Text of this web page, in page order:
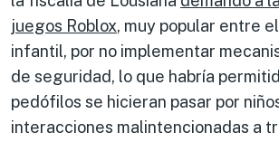
juegos Roblox, muy popular entre
infantil, por no implementar
de seguridad, lo que habría
pedófilos se hicieran pasar por
interacciones malintencionadas a